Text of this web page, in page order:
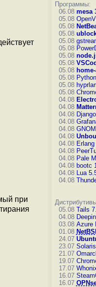
при
Программы:
06.08 mesa
05.08
05.08
05.08
05.08
05.08
05.08
05.08
05.08
05.08
05.08
05.08
04.08
04.08
04.08
04.08
04.08
04.08
04.08
04.08
04.08 Pale
04.08 bootc
04.08 Lua
04.08
05.08 Tails
04.08
03.08 Azure
01.08
24.07
23.07
21.07
19.07
17.07
16.07
16.07